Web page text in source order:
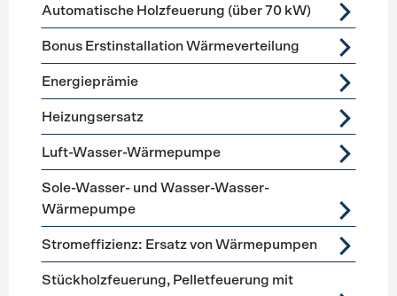
Automatische Holzfeuerung (über 70 kW)
Bonus Erstinstallation Wärmeverteilung
Energieprämie
Heizungsersatz
Luft-Wasser-Wärmepumpe
Sole-Wasser- und Wasser-Wasser-
Wärmepumpe
Stromeffizienz: Ersatz von Wärmepumpen
Stückholzfeuerung, Pelletfeuerung mit